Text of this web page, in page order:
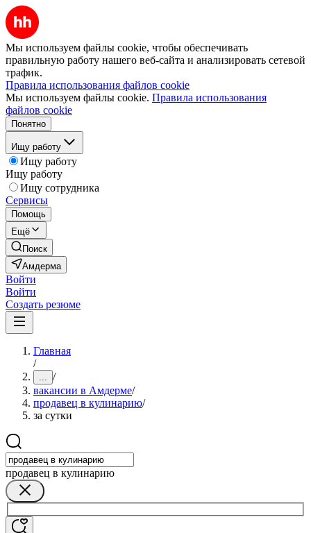
Мы используем файлы cookie, чтобы обеспечивать
правильную работу нашего веб-сайта и анализировать сетевой
трафик.
Правила использования файлов cookie
Мы используем файлы cookie. Правила использования
файлов cookie
Понятно
Ищу работу
Ищу работу
Ищу работу
Ищу сотрудника
Сервисы
Помощь
Ещё
Поиск
Амдерма
Войти
Войти
Создать резюме
Главная
/
... /
вакансии в Амдерме/
продавец в кулинарию/
за сутки
продавец в кулинарию